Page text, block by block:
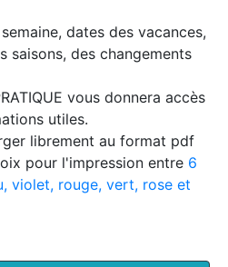
dates des vacances,
saisons, des changements
vous donnera accès
utiles.
librement au format pdf
pour l'impression entre 6
violet, rouge, vert, rose et